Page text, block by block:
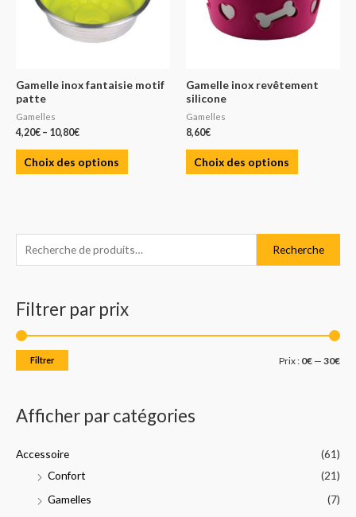
e
h
e
r
c
e
o
Recherche
Filtrer par prix
r
m
i
r
m
a
Filtrer Prix : 0€ — 30€
Afficher par catégories
Accessoire
(61)
Confort
(21)
Gamelles
(7)
Gamelle inox fantaisie motif
patte
Gamelles
4,20€ – 10,80€
Choix des options
Gamelle inox revêtement
silicone
Gamelles
8,60€
Choix des options